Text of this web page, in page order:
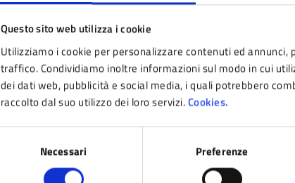
Questo sito web utilizza i cookie
Utilizziamo i cookie per personalizzare contenuti ed
traffico. Condividiamo inoltre informazioni sul modo in cui
dei dati web, pubblicità e social media, i quali potrebbero
raccolto dal suo utilizzo dei loro servizi.Cookies.
Necessari Preferenze
Prenotazione obbligatoria
Info e prenotazioni: Freesky
A cura della Riserva Naturale
giovedì 18
LABRAP dalle 15 alle 18
Laboratorio gratuito che ti
parlerà di: stesura e analisi di